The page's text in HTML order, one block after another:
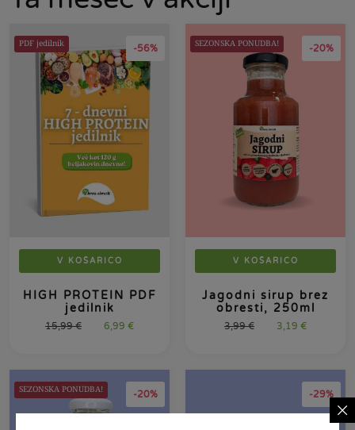
-56%
PDF jedilnik
V KOŠARICO
HIGH PROTEIN PDF
jedilnik
15,99€ 6,99 €
-20%
SEZONSKA PONUDBA!
V KOŠARICO
Jagodni sirup brez
obresti, 250ml
3,99€ 3,19 €
-20%
SEZONSKA PONUDBA! -29%